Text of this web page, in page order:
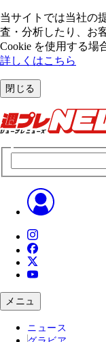
当サイトでは当社の
査・分析したり、お
Cookie を使⽤する場
詳しくはこちら
閉じる
メニュ
ニュース